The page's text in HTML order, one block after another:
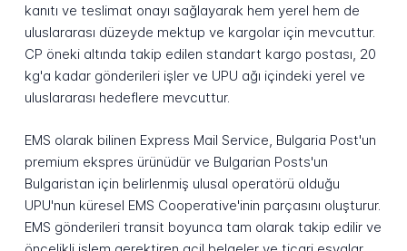
kanıtı ve teslimat onayı sağlayarak hem yerel hem de
uluslararası düzeyde mektup ve kargolar için mevcuttur.
CP öneki altında takip edilen standart kargo postası, 20
kg'a kadar gönderileri işler ve UPU ağı içindeki yerel ve
uluslararası hedeflere mevcuttur.
EMS olarak bilinen Express Mail Service, Bulgaria Post'un
premium ekspres ürünüdür ve Bulgarian Posts'un
Bulgaristan için belirlenmiş ulusal operatörü olduğu
UPU'nun küresel EMS Cooperative'inin parçasını oluşturur.
EMS gönderileri transit boyunca tam olarak takip edilir ve